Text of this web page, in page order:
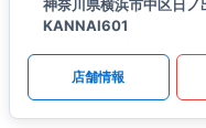
神奈川県横浜市中区日
KANNAI601
店舗情報